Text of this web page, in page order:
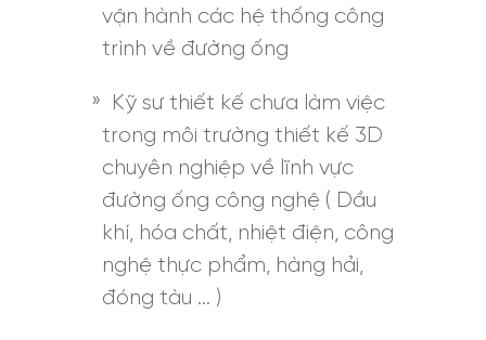
vận hành các hệ thống công
trình về đường ống
Kỹ sư thiết kế chưa làm việc
trong môi trường thiết kế 3D
chuyên nghiệp về lĩnh vực
đường ống công nghệ ( Dầu
khí, hóa chất, nhiệt điện, công
nghệ thực phẩm, hàng hải,
đóng tàu … )